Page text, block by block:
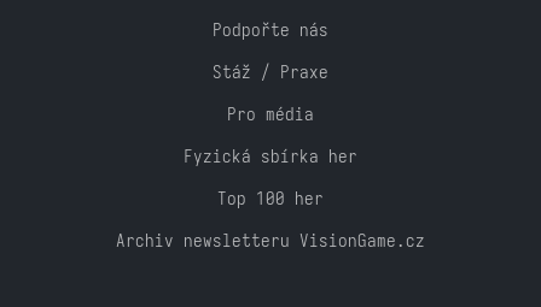
Podpořte nás
Stáž / Praxe
Pro média
Fyzická sbírka her
Top 100 her
Archiv newsletteru VisionGame.cz